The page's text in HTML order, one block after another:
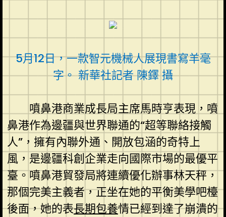
5月12日，一款智元機械人展現書寫羊毫
字。 新華社記者 陳鐸 攝
噴鼻港商業成長局主席馬時亨表現，噴
鼻港作為邊疆與世界聯通的“超等聯絡接觸
人”，擁有內聯外通、開放包涵的奇特上
風，是邊疆科創企業走向國際市場的最優平
臺。噴鼻港貿發局將連續優化辦事林天秤，
那個完美主義者，正坐在她的平衡美學吧檯
後面，她的表長期包養情已經到達了崩潰的